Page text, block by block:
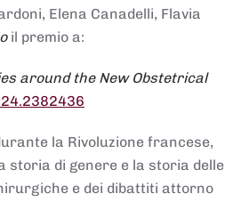
Elena Canadelli, Flavia
il premio a:
around the New Obstetrical
la Rivoluzione francese,
storia di genere e la storia delle
e dei dibattiti attorno